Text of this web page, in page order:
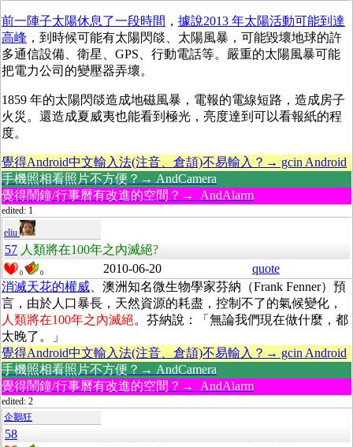
前一陣子太陽休息了一段時間 ， 據說2013 年太陽活動可能到達
高峰 ，到時候可能有太陽閃燄、太陽風暴，可能毀壞地球的許
多通信設備、衛星、GPS、行動電話等。嚴重的太陽風暴可能
把電力公司的變壓器弄壞。
1859 年的太陽閃燄造成地磁風暴，電報的電線短路，造成房子
火災。還造成夏威夷也能看到極光，亮度達到可以看報紙的程
度。
覺得Android中文輸入法(注音、倉頡)不易輸入？→ gcin Android
手機照相看照片不方便？→ AndCamera
覺得鬧鐘/行事曆有改進的空間？→ AndAlarm
edited: 1
eliu
57 人類將在100年之內滅絕?
0 0 2010-06-20
quote
消滅天花的權威、澳洲知名微生物學家芬納（Frank Fenner）預
言，由於人口暴長，天然資源的耗盡，控制不了的氣候變化，
人類將在100年之內滅絕。芬納說：「無論我們現在做什麼，都
太晚了。」
覺得Android中文輸入法(注音、倉頡)不易輸入？→ gcin Android
手機照相看照片不方便？→ AndCamera
覺得鬧鐘/行事曆有改進的空間？→ AndAlarm
edited: 2
企鵝狂
58